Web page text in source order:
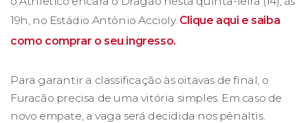
19h, no Estádio Antônio Accioly. Clique aqui e saiba
como comprar o seu ingresso.
Para garantir a classificação às oitavas de final, o
Furacão precisa de uma vitória simples. Em caso de
novo empate, a vaga será decidida nos pênaltis.